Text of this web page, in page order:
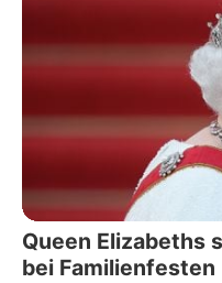
Queen Elizabeths
bei Familienfesten